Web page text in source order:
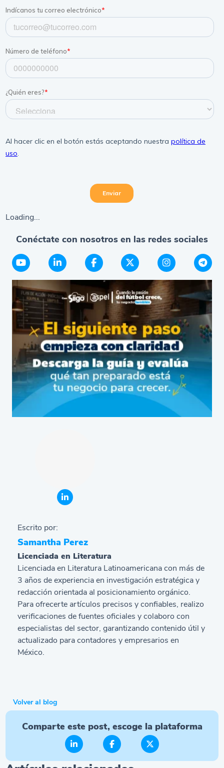
Loading...
Conéctate con nosotros en las redes sociales
Escrito por:
Samantha Perez
Licenciada en Literatura
Licenciada en Literatura Latinoamericana con más de
3 años de experiencia en investigación estratégica y
redacción orientada al posicionamiento orgánico.
Para ofrecerte artículos precisos y confiables, realizo
verificaciones de fuentes oficiales y colaboro con
especialistas del sector, garantizando contenido útil y
actualizado para contadores y empresarios en
México.
Volver al blog
Comparte este post, escoge la plataforma